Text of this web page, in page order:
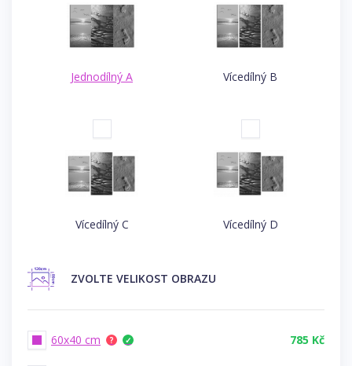
Jednodílný A Vícedílný B
Vícedílný C Vícedílný D
ZVOLTE VELIKOST OBRAZU
60x40 cm ? ✓ 785 Kč